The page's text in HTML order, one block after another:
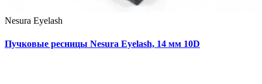
Nesura Eyelash
Пучковые ресницы Nesura Eyelash, 14 мм 10D